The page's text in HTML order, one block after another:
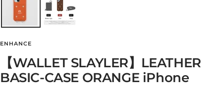
ENHANCE
【WALLET SLAYLER】LEATHER
BASIC-CASE ORANGE iPhone